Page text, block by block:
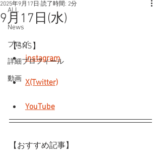
ALL
News
ブログ
詳細プロフィール
動画
9月17日(水)
2025年9月17日 読了時間: 2分
【SNS】
instagram
X(Twitter)
YouTube
【おすすめ記事】